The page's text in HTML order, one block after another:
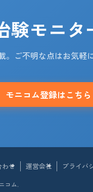
験モニ
ご不明な点はお気軽
モニコム登録はこちら
わせ 運営会社 プライバ
コム.